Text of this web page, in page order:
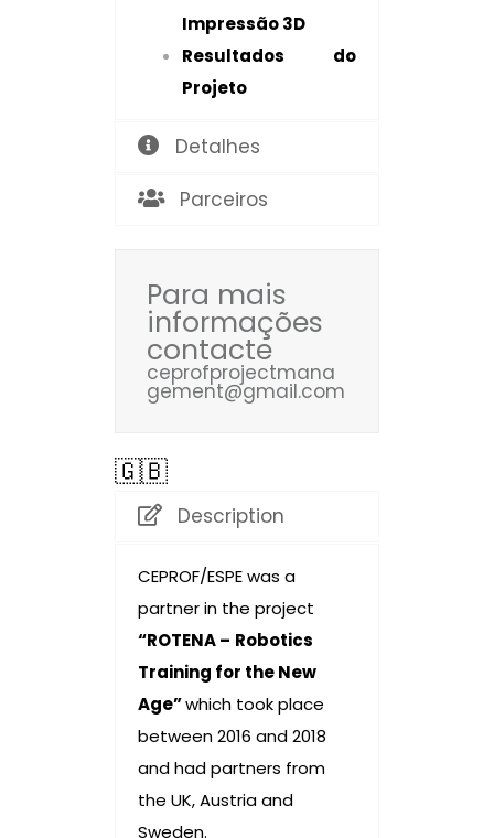
Impressão 3D
Resultados do
Projeto
Detalhes
Parceiros
Para mais
informações
contacte
ceprofprojectmana
gement@gmail.com
🇬🇧
Description
CEPROF/ESPE was a
partner in the project
“ROTENA – Robotics
Training for the New
Age”which took place
between 2016 and 2018
and had partners from
the UK, Austria and
Sweden.